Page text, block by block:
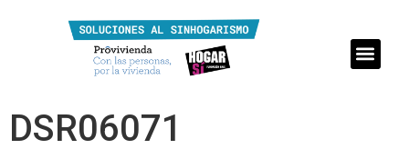
DSR06071